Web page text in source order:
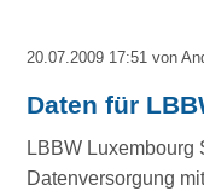
20.07.2009 17:51 von
Daten für
LBBW Luxembourg
Datenversorgung